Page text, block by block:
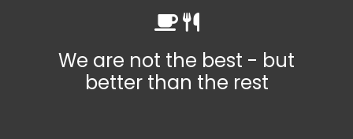
 
We are not the best - but
better than the rest